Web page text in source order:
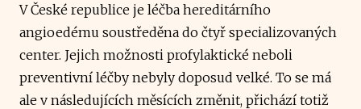
V České republice je léčba hereditárního
angioedému soustředěna do čtyř specializovaných
center. Jejich možnosti profylaktické neboli
preventivní léčby nebyly doposud velké. To se má
ale v následujících měsících změnit, přichází totiž